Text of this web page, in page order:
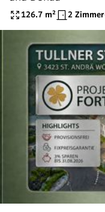
126.7 m² 2 Zimmer